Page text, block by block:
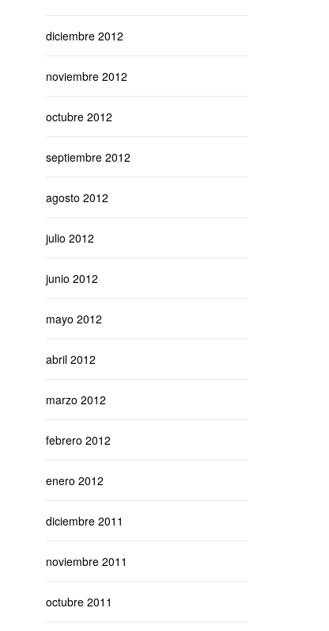
diciembre 2012
noviembre 2012
octubre 2012
septiembre 2012
agosto 2012
julio 2012
junio 2012
mayo 2012
abril 2012
marzo 2012
febrero 2012
enero 2012
diciembre 2011
noviembre 2011
octubre 2011